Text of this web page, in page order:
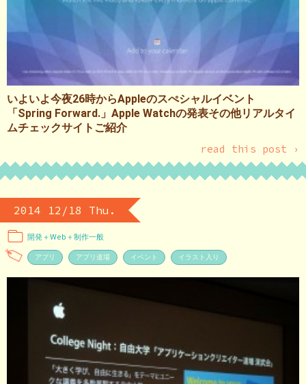
いよいよ今夜26時からAppleのスぺシャルイベント
「Spring Forward.」Apple Watchの発表その他リアルタイ
ムチェックサイトご紹介
read this post ›
2014 12/18 Thu.
開発＋Web＋制作一般
アプリ アプリ道場 イベント イラスト入り